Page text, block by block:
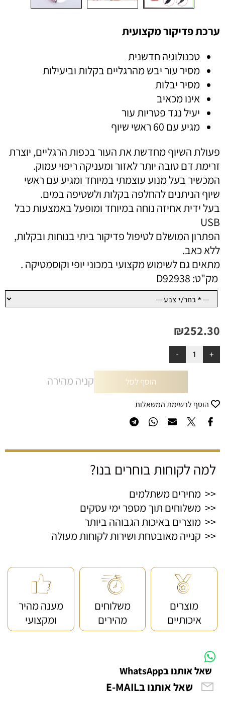
ערכת פדיקור מקצועית
טכנולוגיה חדשנית
מסיר עור יבש מהרגליים בקלות וביעילות
מסיר יבלות
אינו מכאיב
יעיל נגד פטריות עור
מגיע עם 60 ראשי שיוף
פעולת השיוף מחדשת את העור בכפות הרגליים, יוצרת
זרימת דם טובה יותר לאזור ומעניקה ריפוי עמוק.
המכשיר בעל מנוע עוצמתי במיוחד ומגיע עם ראשי
שיוף הניתנים להחלפה בקלות ולשטיפה במים.
בעל ידית אחיזה נוחה במיוחד ומופעל באמצעות כבל
USB
הפתרון המושלם לטיפול פדיקור ביתי בנוחות ובקלות,
ללא כאב.
מתאים גם לשימוש מקצועי במכוני יופי וקוסמטיקה .
מק"ט: D92938
₪252.30
הוסף לסל קניה מהירה
הוסף לרשימת המשאלות
למה לקוחות בוחרים בנו?
<< מחירים משתלמים
<< משלוחים תוך מספר ימי עסקים
<< מוצרים באיכות הגבוהה ביותר
<< קנייה מאובטחת ושירות לקוחות מעולה
מוצרים
איכותיים
משלוחים
מהירים
מענה מהיר
ומקצועי
שאל אותנו בWhatsApp
שאל אותנו בE-MAIL